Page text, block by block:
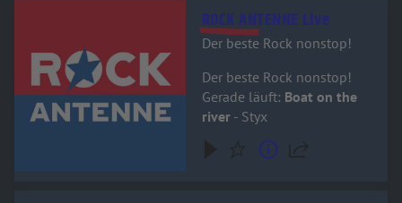
ROCK ANTENNE Live
Der beste Rock nonstop!
Der beste Rock nonstop!
Gerade läuft: Boat on the
river - Styx